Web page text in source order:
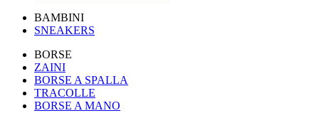
BAMBINI
SNEAKERS
BORSE
ZAINI
BORSE A SPALLA
TRACOLLE
BORSE A MANO